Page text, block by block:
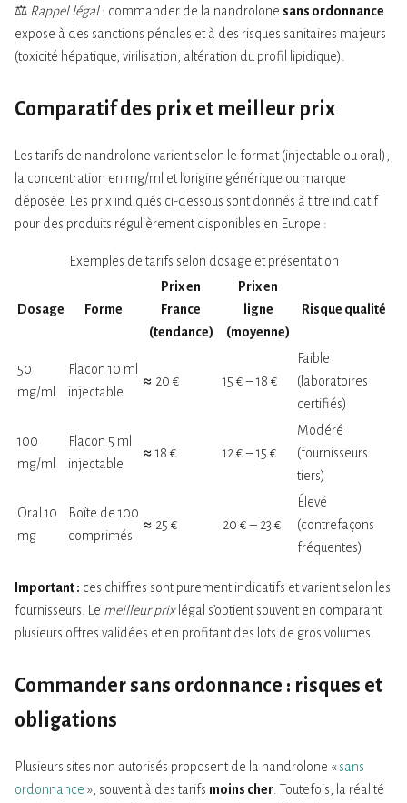
⚖️ Rappel légal: commander de la nandrolone sans ordonnance
expose à des sanctions pénales et à des risques sanitaires majeurs
(toxicité hépatique, virilisation, altération du profil lipidique).
Comparatif des prix et meilleur prix
Les tarifs de nandrolone varient selon le format (injectable ou oral),
la concentration en mg/ml et l’origine générique ou marque
déposée. Les prix indiqués ci-dessous sont donnés à titre indicatif
pour des produits régulièrement disponibles en Europe :
Exemples de tarifs selon dosage et présentation
Dosage Forme
Prix en
France
(tendance)
Prix en
ligne
(moyenne)
Risque qualité
50
mg/ml
Flacon 10 ml
injectable
≈ 20 € 15 € – 18 €
Faible
(laboratoires
certifiés)
100
mg/ml
Flacon 5 ml
injectable
≈ 18 € 12 € – 15 €
Modéré
(fournisseurs
tiers)
Oral 10
mg
Boîte de 100
comprimés
≈ 25 € 20 € – 23 €
Élevé
(contrefaçons
fréquentes)
Important : ces chiffres sont purement indicatifs et varient selon les
fournisseurs. Le meilleur prixlégal s’obtient souvent en comparant
plusieurs offres validées et en profitant des lots de gros volumes.
Commandersans ordonnance : risques et
obligations
Plusieurs sites non autorisés proposent de la nandrolone «sans
ordonnance », souvent à des tarifs moins cher . Toutefois, la réalité